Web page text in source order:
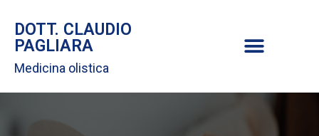
DOTT. CLAUDIO
PAGLIARA
Medicina olistica